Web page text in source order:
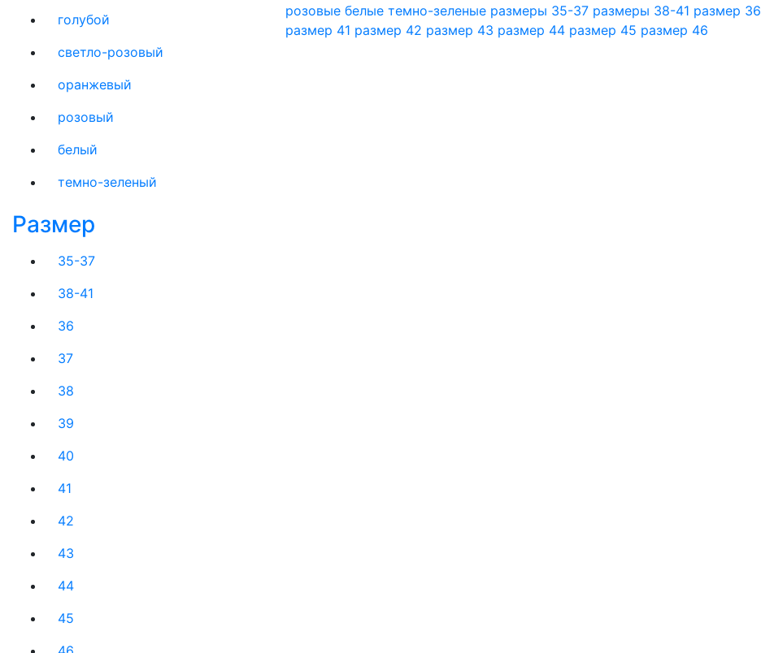
голубой
светло-розовый
оранжевый
розовый
белый
темно-зеленый
Размер
35-37
38-41
36
37
38
39
40
41
42
43
44
45
розовые белые темно-зеленые размеры 35-37 размеры 38-41 размер 36
размер 41 размер 42 размер 43 размер 44 размер 45 размер 46